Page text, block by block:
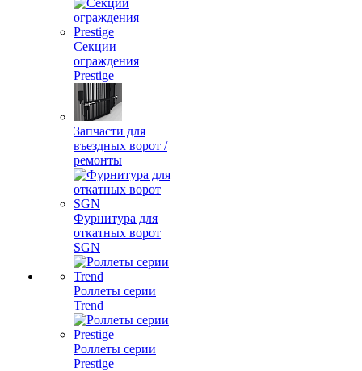
Секции
ограждения
Prestige
Запчасти для
въездных ворот /
ремонты
Фурнитура для
откатных ворот
SGN
Роллеты серии
Trend
Роллеты серии
Prestige